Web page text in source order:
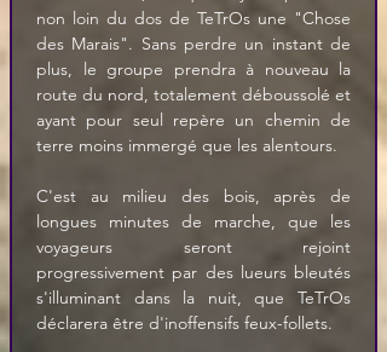
non loin du dos de TeTrOs une "Chose
des Marais". Sans perdre un instant de
plus, le groupe prendra à nouveau la
route du nord, totalement déboussolé et
ayant pour seul repère un chemin de
terre moins immergé que les alentours.
C'est au milieu des bois, après de
longues minutes de marche, que les
voyageurs seront rejoint
progressivement par des lueurs bleutés
s'illuminant dans la nuit, que TeTrOs
déclarera être d'inoffensifs feux-follets.